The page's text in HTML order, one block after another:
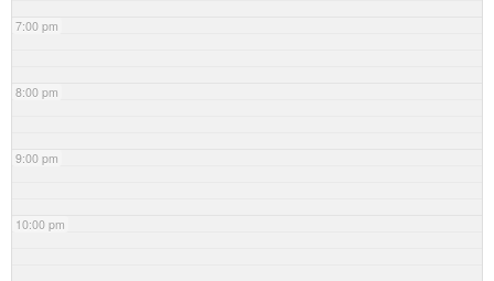
7:00 pm
8:00 pm
9:00 pm
10:00 pm